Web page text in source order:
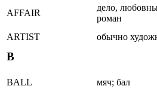
AFFAIR
дело,
роман
ARTIST обычно
B
BALL мяч; бал